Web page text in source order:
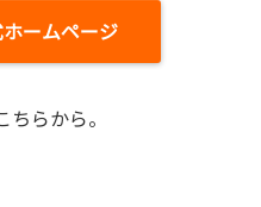
ームページ
らから。